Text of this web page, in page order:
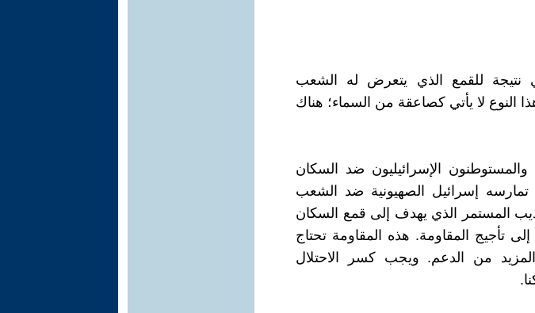
نتيجة للقمع الذي يتعرض له الشعب
النوع لا يأتي كصاعقة من السماء؛ هناك
والمستوطنون الإسرائيليون ضد السكان
تمارسه إسرائيل الصهيونية ضد الشعب
المستمر الذي يهدف إلى قمع السكان
تأجيج المقاومة. هذه المقاومة تحتاج
من الدعم. ويجب كسر الاحتلال